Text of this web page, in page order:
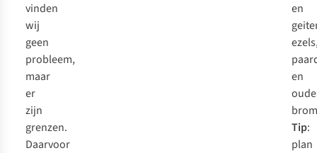
vinden
wij
geen
probleem,
maar
er
zijn
grenzen.
Daarvoor
en
en
oude
Tip:
plan